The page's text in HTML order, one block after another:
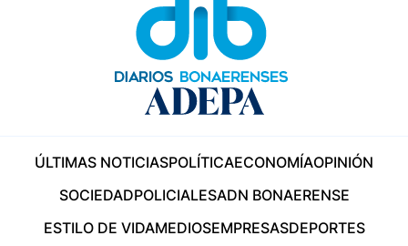
ÚLTIMAS NOTICIASPOLÍTICAECONOMÍAOPINIÓN
SOCIEDADPOLICIALESADN BONAERENSE
ESTILO DE VIDAMEDIOSEMPRESASDEPORTES